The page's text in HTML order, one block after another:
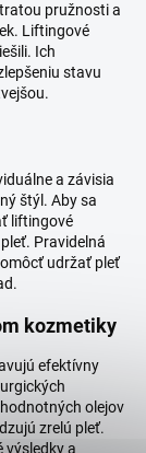
pružnosti a
Liftingové
Ich
stavu
a závisia
štýl. Aby sa
liftingové
Pravidelná
udržať pleť
kozmetiky
efektívny
olejov
zrelú pleť.
výsledky a